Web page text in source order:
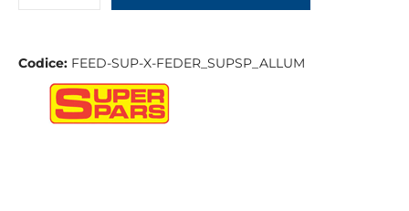
Codice: FEED-SUP-X-FEDER_SUPSP_ALLUM